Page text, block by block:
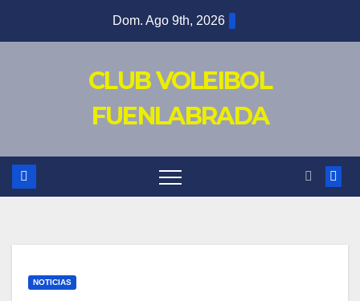
Dom. Ago 9th, 2026
CLUB VOLEIBOL
FUENLABRADA
NOTICIAS